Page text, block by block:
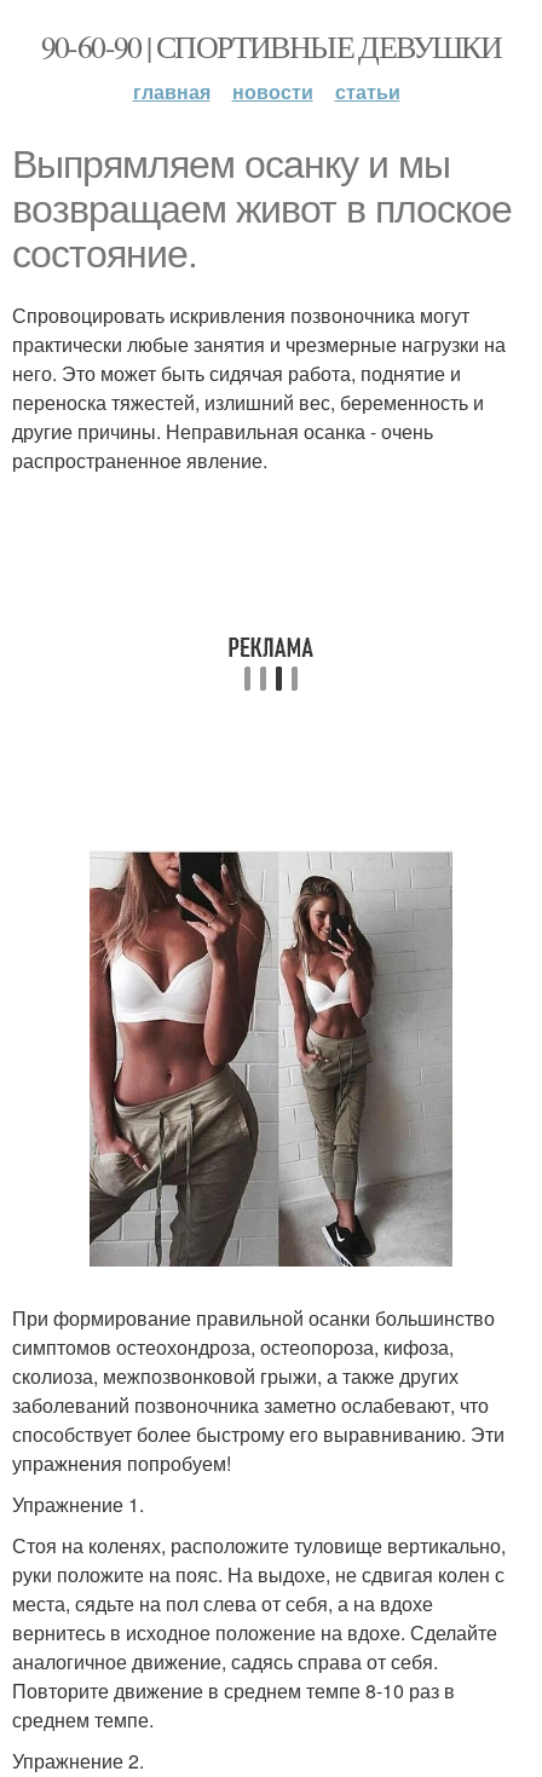
90-60-90 | СПОРТИВНЫЕ ДЕВУШКИ
главная новости статьи
Выпрямляем осанку и мы
возвращаем живот в плоское
состояние.
Спровоцировать искривления позвоночника могут
практически любые занятия и чрезмерные нагрузки на
него. Это может быть сидячая работа, поднятие и
переноска тяжестей, излишний вес, беременность и
другие причины. Неправильная осанка - очень
распространенное явление.
При формирование правильной осанки большинство
симптомов остеохондроза, остеопороза, кифоза,
сколиоза, межпозвонковой грыжи, а также других
заболеваний позвоночника заметно ослабевают, что
способствует более быстрому его выравниванию. Эти
упражнения попробуем!
Упражнение 1.
Стоя на коленях, расположите туловище вертикально,
руки положите на пояс. На выдохе, не сдвигая колен с
места, сядьте на пол слева от себя, а на вдохе
вернитесь в исходное положение на вдохе. Сделайте
аналогичное движение, садясь справа от себя.
Повторите движение в среднем темпе 8-10 раз в
среднем темпе.
Упражнение 2.